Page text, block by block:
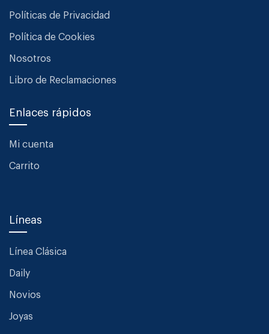
Políticas de Privacidad
Política de Cookies
Nosotros
Libro de Reclamaciones
Enlaces rápidos
Mi cuenta
Carrito
Líneas
Línea Clásica
Daily
Novios
Joyas